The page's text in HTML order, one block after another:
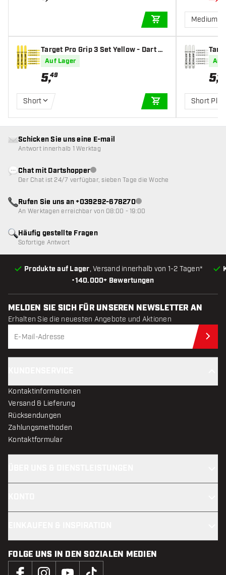
IN DEN
Target Pro Grip 3 Set Yellow - Dart Sh
afts
Auf Lager
5,49
Short
IN DEN
Medium
afts
Auf
5,49
Short Plus
•140.000+ Bewertungen
Produkte auf Lager, Versand innerhalb von 1-2 Tagen*
Häufig gestellte Fragen
Sofortige Antwort
Schicken Sie uns eine E-mail
Antwort innerhalb 1 Werktag
Chat mit DartshopperKundenservice nicht verfügbar
Der Chat ist 24/7 verfügbar, sieben Tage die Woche
Rufen Sie uns an +039292-678270Kundenservice nicht
An Werktagen erreichbar von 08:00 - 19:00
MELDEN SIE SICH FÜR UNSEREN NEWSLETTER AN
Erhalten Sie die neuesten Angebote und Aktionen
Kontaktinformationen
Versand & Lieferung
Rücksendungen
Zahlungsmethoden
Kontaktformular
FOLGE UNS IN DEN SOZIALEN MEDIEN